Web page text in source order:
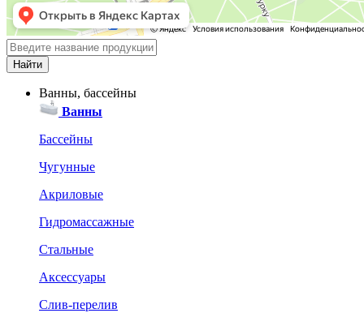
Ванны, бассейны
Ванны
Бассейны
Чугунные
Акриловые
Гидромассажные
Стальные
Аксессуары
Слив-перелив